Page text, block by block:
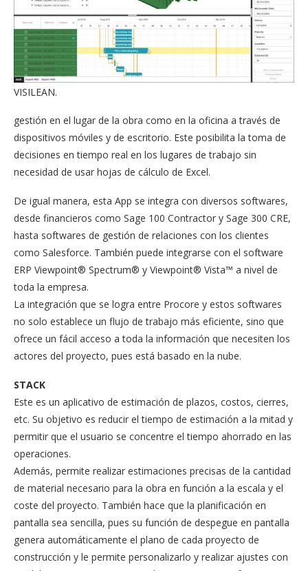
VISILEAN.
gestión en el lugar de la obra como en la oficina a través de
dispositivos móviles y de escritorio. Este posibilita la toma de
decisiones en tiempo real en los lugares de trabajo sin
necesidad de usar hojas de cálculo de Excel.
De igual manera, esta App se integra con diversos softwares,
desde financieros como Sage 100 Contractor y Sage 300 CRE,
hasta softwares de gestión de relaciones con los clientes
como Salesforce. También puede integrarse con el software
ERP Viewpoint® Spectrum® y Viewpoint® Vista™ a nivel de
toda la empresa.
La integración que se logra entre Procore y estos softwares
no solo establece un flujo de trabajo más eficiente, sino que
ofrece un fácil acceso a toda la información que necesiten los
actores del proyecto, pues está basado en la nube.
STACK
Este es un aplicativo de estimación de plazos, costos, cierres,
etc. Su objetivo es reducir el tiempo de estimación a la mitad y
permitir que el usuario se concentre el tiempo ahorrado en las
operaciones.
Además, permite realizar estimaciones precisas de la cantidad
de material necesario para la obra en función a la escala y el
coste del proyecto. También hace que la planificación en
pantalla sea sencilla, pues su función de despegue en pantalla
genera automáticamente el plano de cada proyecto de
construcción y le permite personalizarlo y realizar ajustes con